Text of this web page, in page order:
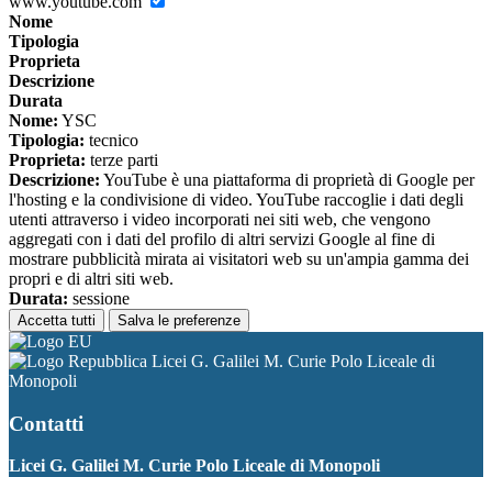
Nome
Tipologia
Proprieta
Descrizione
Durata
Nome: YSC
Tipologia: tecnico
Proprieta: terze parti
Descrizione: YouTube è una piattaforma di proprietà di Google per
l'hosting e la condivisione di video. YouTube raccoglie i dati degli
utenti attraverso i video incorporati nei siti web, che vengono
aggregati con i dati del profilo di altri servizi Google al fine di
mostrare pubblicità mirata ai visitatori web su un'ampia gamma dei
propri e di altri siti web.
Durata: sessione
Accetta tutti Salva le preferenze
Licei G. Galilei M. Curie Polo Liceale di
Monopoli
Contatti
Licei G. Galilei M. Curie Polo Liceale di Monopoli